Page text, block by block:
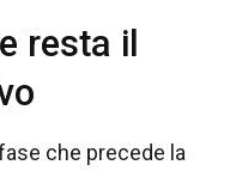
resta il
che precede la